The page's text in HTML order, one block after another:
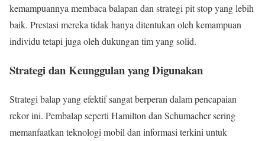
kemampuannya membaca balapan dan strategi pit stop yang lebih
baik. Prestasi mereka tidak hanya ditentukan oleh kemampuan
individu tetapi juga oleh dukungan tim yang solid.
Strategi dan Keunggulan yang Digunakan
Strategi balap yang efektif sangat berperan dalam pencapaian
rekor ini. Pembalap seperti Hamilton dan Schumacher sering
memanfaatkan teknologi mobil dan informasi terkini untuk